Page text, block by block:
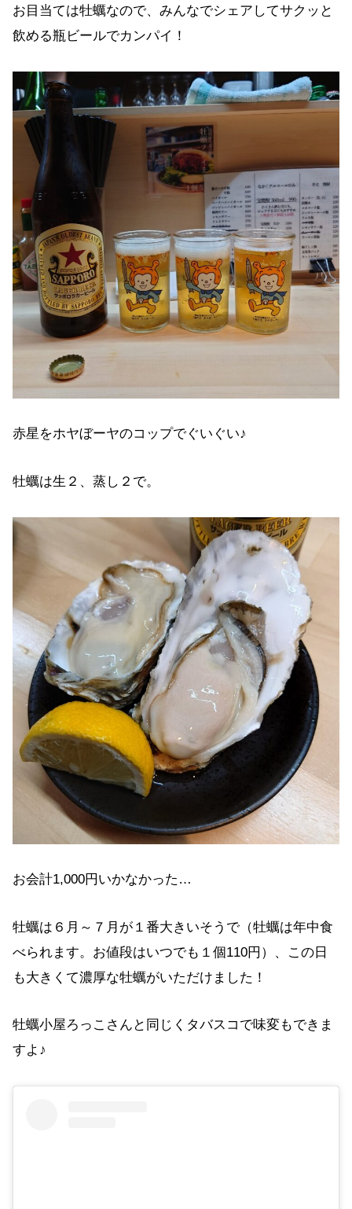
お目当ては牡蠣なので、みんなでシェアしてサクッと
飲める瓶ビールでカンパイ！
赤星をホヤぼーヤのコップでぐいぐい♪
牡蠣は生２、蒸し２で。
お会計1,000円いかなかった…
牡蠣は６月～７月が１番大きいそうで（牡蠣は年中食
べられます。お値段はいつでも１個110円）、この日
も大きくて濃厚な牡蠣がいただけました！
牡蠣小屋ろっこさんと同じくタバスコで味変もできま
すよ♪